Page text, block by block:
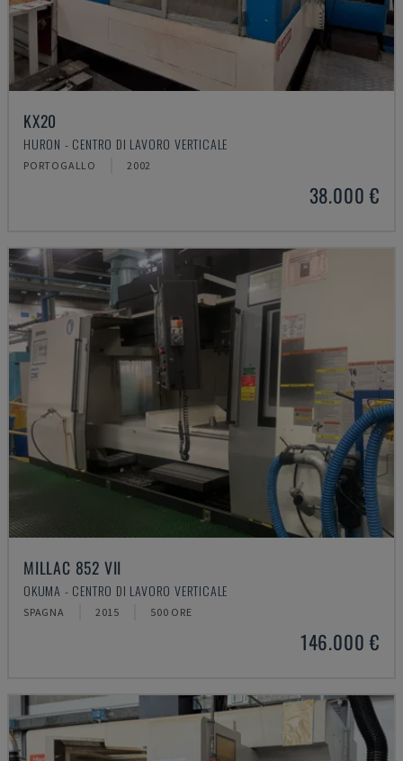
KX20
HURON - CENTRO DI LAVORO VERTICALE
PORTOGALLO 2002
38.000 €
MILLAC 852 VII
OKUMA - CENTRO DI LAVORO VERTICALE
SPAGNA 2015 500 ORE
146.000 €